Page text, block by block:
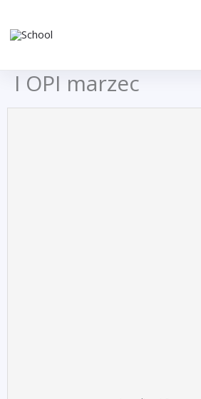
do
I OPI marzec